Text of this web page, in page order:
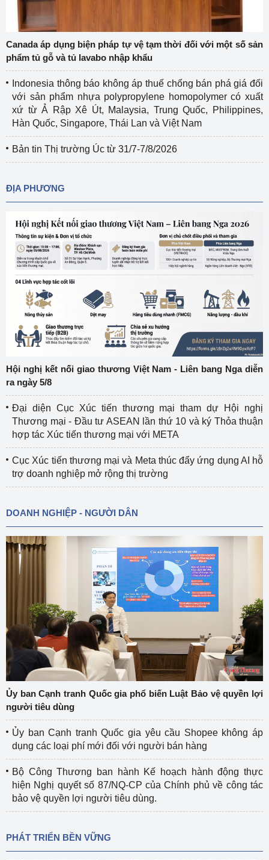
Canada áp dụng biện pháp tự vệ tạm thời đối với một số sản
phẩm tủ gỗ và tủ lavabo nhập khẩu
Indonesia thông báo không áp thuế chống bán phá giá đối
với sản phẩm nhựa polypropylene homopolymer có xuất
xứ từ Ả Rập Xê Út, Malaysia, Trung Quốc, Philippines,
Hàn Quốc, Singapore, Thái Lan và Việt Nam
Bản tin Thị trường Úc từ 31/7-7/8/2026
ĐỊA PHƯƠNG
Hội nghị kết nối giao thương Việt Nam - Liên bang Nga diễn
ra ngày 5/8
Đại diện Cục Xúc tiến thương mại tham dự Hội nghị
Thương mại - Đầu tư ASEAN lần thứ 10 và ký Thỏa thuận
hợp tác Xúc tiến thương mại với META
Cục Xúc tiến thương mại và Meta thúc đẩy ứng dụng AI hỗ
trợ doanh nghiệp mở rộng thị trường
DOANH NGHIỆP - NGƯỜI DÂN
Ủy ban Cạnh tranh Quốc gia phổ biến Luật Bảo vệ quyền lợi
người tiêu dùng
Ủy ban Cạnh tranh Quốc gia yêu cầu Shopee không áp
dụng các loại phí mới đối với người bán hàng
Bộ Công Thương ban hành Kế hoạch hành động thực
hiện Nghị quyết số 87/NQ-CP của Chính phủ về công tác
bảo vệ quyền lợi người tiêu dùng.
PHÁT TRIỂN BỀN VỮNG